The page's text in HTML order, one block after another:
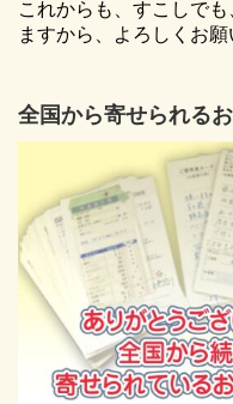
これからも、すこしで
ますから、よろしくお願
全国から寄せられる